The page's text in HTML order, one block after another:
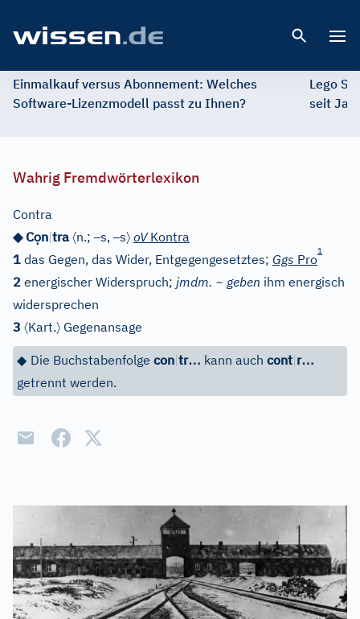
Einmalkauf versus Abonnement: Welches
Software-Lizenzmodell passt zu Ihnen?
Lego
seit
Wahrig Fremdwörterlexikon
Contra
◆ Cọn|tra 〈n.;–s,–s〉 oVKontra
1 das Gegen, das Wider, Entgegengesetztes; Ggs Pro
1
2 energischer Widerspruch; jmdm. ~ geben ihm energisch
widersprechen
3 〈Kart.〉 Gegenansage
◆ Die Buchstabenfolge con|tr… kann auch cont|r…
getrennt werden.